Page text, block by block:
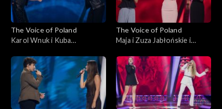
The Voice of Poland
Karol Wnuk i Kuba
Wings”; „The Voice of
Poland”, Bitwy, 19
października 2024
The Voice of Poland
Maja i Zuza Jabłońskie i
„The Voice of Poland”, Bitwy,
19 października 2024